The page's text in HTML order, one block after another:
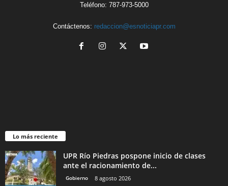
Teléfono: 787-973-5000
Contáctenos: redaccion@esnoticiapr.com
Lo más reciente
UPR Río Piedras pospone inicio de clases
ante el racionamiento de...
Gobierno 8 agosto 2026